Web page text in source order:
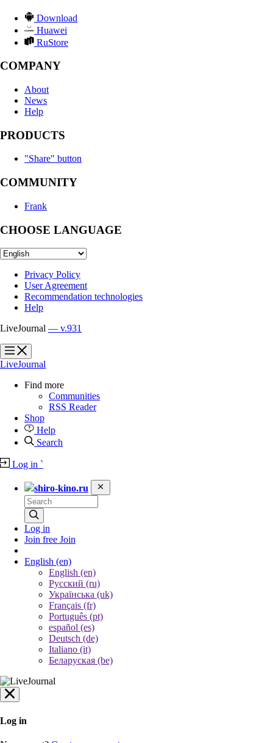
Download
Huawei
RuStore
COMPANY
About
News
Help
PRODUCTS
"Share" button
COMMUNITY
Frank
CHOOSE LANGUAGE
Privacy Policy
User Agreement
Recommendation technologies
Help
LiveJournal — v.931
?
?
LiveJournal
Find more
Communities
RSS Reader
Shop
Help
Search
Log in `
shiro-kino.ru
Log in
Join free Join
English (en)
English (en)
Русский (ru)
Українська (uk)
Français (fr)
Português (pt)
español (es)
Deutsch (de)
Italiano (it)
Беларуская (be)
Log in